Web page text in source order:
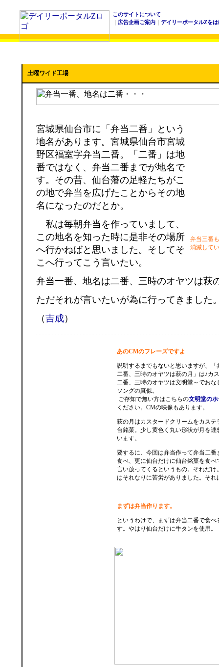
このサイトについて
｜ 広告企画ご案内 ｜ デイリーポータルZを
土曜ワイド工場
弁当三番
消滅して
宮城県仙台市に「弁当二番」という
地名があります。宮城県仙台市宮城
野区福室字弁当二番。「二番」は地
番ではなく、弁当二番までが地名で
す。その昔、仙台藩の足軽たちがこ
の地で弁当を広げたことからその地
名になったのだとか。
私は毎朝弁当を作っていまして、
この地名を知った時に是非その場所
へ行かねばと思いました。そしてそ
こへ行ってこう言いたい。
弁当一番、地名は二番、三時のオヤツは萩
ただそれが言いたいが為に行ってきました
（吉成）
あのCMのフレーズですよ
説明するまでもないと思いますが、「
二番、三時のオヤツは萩の月」は♪カ
二番、三時のオヤツは文明堂～でおな
ソングの真似。
ご存知で無い方はこちらの文明堂の
ください。CMの映像もあります。
萩の月はカスタードクリームをカステ
台銘菓。少し黄色く丸い形状が月を連
います。
要するに、今回は弁当作って弁当二番
食べ、更に仙台だけに仙台銘菓を食べ
言い放ってくるというもの。それだけ
はそれなりに苦労がありました。それ
まずは弁当作ります。
というわけで、まずは弁当二番で食べ
す。やはり仙台だけに牛タンを使用。